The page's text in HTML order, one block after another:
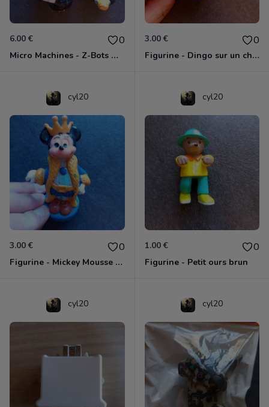
6.00 € 0
Micro Machines - Z-Bots Mini Z's Spider Viper
3.00 € 0
Figurine - Dingo sur un cheval
cyl20
3.00 € 0
Figurine - Mickey Mousse - Roi
cyl20
1.00 € 0
Figurine - Petit ours brun
cyl20 cyl20